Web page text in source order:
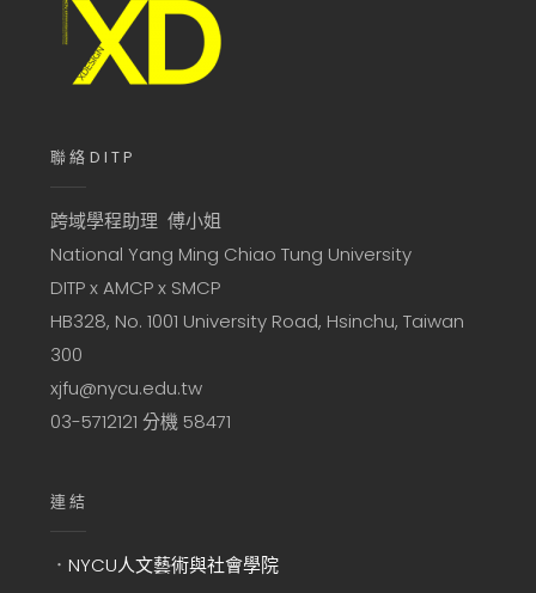
聯絡DITP
跨域學程助理 傅小姐
National Yang Ming Chiao Tung University
DITP x AMCP x SMCP
HB328, No. 1001 University Road, Hsinchu, Taiwan
300
xjfu@nycu.edu.tw
03-5712121 分機 58471
連結
． NYCU人文藝術與社會學院